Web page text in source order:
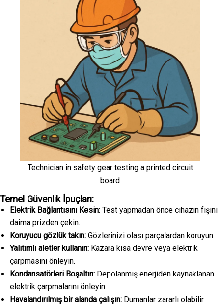
Technician in safety gear testing a printed circuit
board
Temel Güvenlik İpuçları:
Elektrik Bağlantısını Kesin: Test yapmadan önce cihazın fişini
daima prizden çekin.
Koruyucu gözlük takın: Gözlerinizi olası parçalardan koruyun.
Yalıtımlı aletler kullanın: Kazara kısa devre veya elektrik
çarpmasını önleyin.
Kondansatörleri Boşaltın: Depolanmış enerjiden kaynaklanan
elektrik çarpmalarını önleyin.
Havalandırılmış bir alanda çalışın: Dumanlar zararlı olabilir.